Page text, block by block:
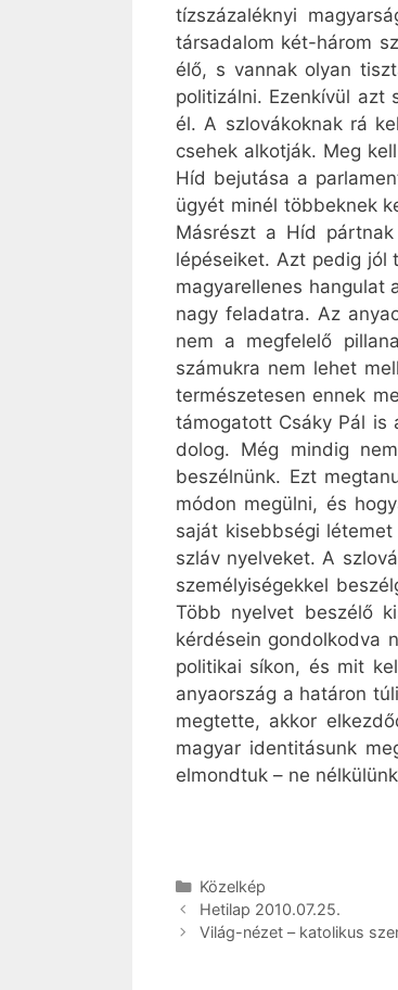
tízszázaléknyi
társadalom két-három
élő, s vannak olyan
politizálni. Ezenkívül azt
él. A szlovákoknak rá
csehek alkotják. Meg
Híd bejutása a
ügyét minél többeknek
Másrészt a Híd
lépéseiket. Azt pedig jól
magyarellenes hangulat
nagy feladatra. Az
nem a megfelelő
számukra nem lehet
természetesen ennek
támogatott Csáky Pál is
dolog. Még mindig
beszélnünk. Ezt
módon megülni, és
saját kisebbségi
szláv nyelveket. A
személyiségekkel
Több nyelvet beszélő
kérdésein gondolkodva
politikai síkon, és mit
anyaország a határon
megtette, akkor
magyar identitásunk
elmondtuk – ne
Kategória
Közelkép
Hetilap 2010.07.25.
Világ-nézet – katolikus